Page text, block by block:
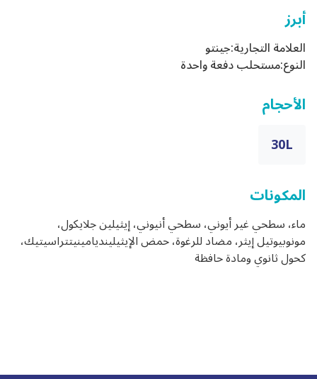
أبرز
العلامة التجارية:جينتو
النوع:مستحلب دفعة واحدة
الأحجام
30L
المكونات
ماء، سطحي غير أيوني، سطحي أنيوني، إيثيلين جلايكول،
مونوبيوتيل إيثر، مضاد للرغوة، حمض الإيثيلينديامينيتتراسيتيك،
كحول ثانوي ومادة حافظة